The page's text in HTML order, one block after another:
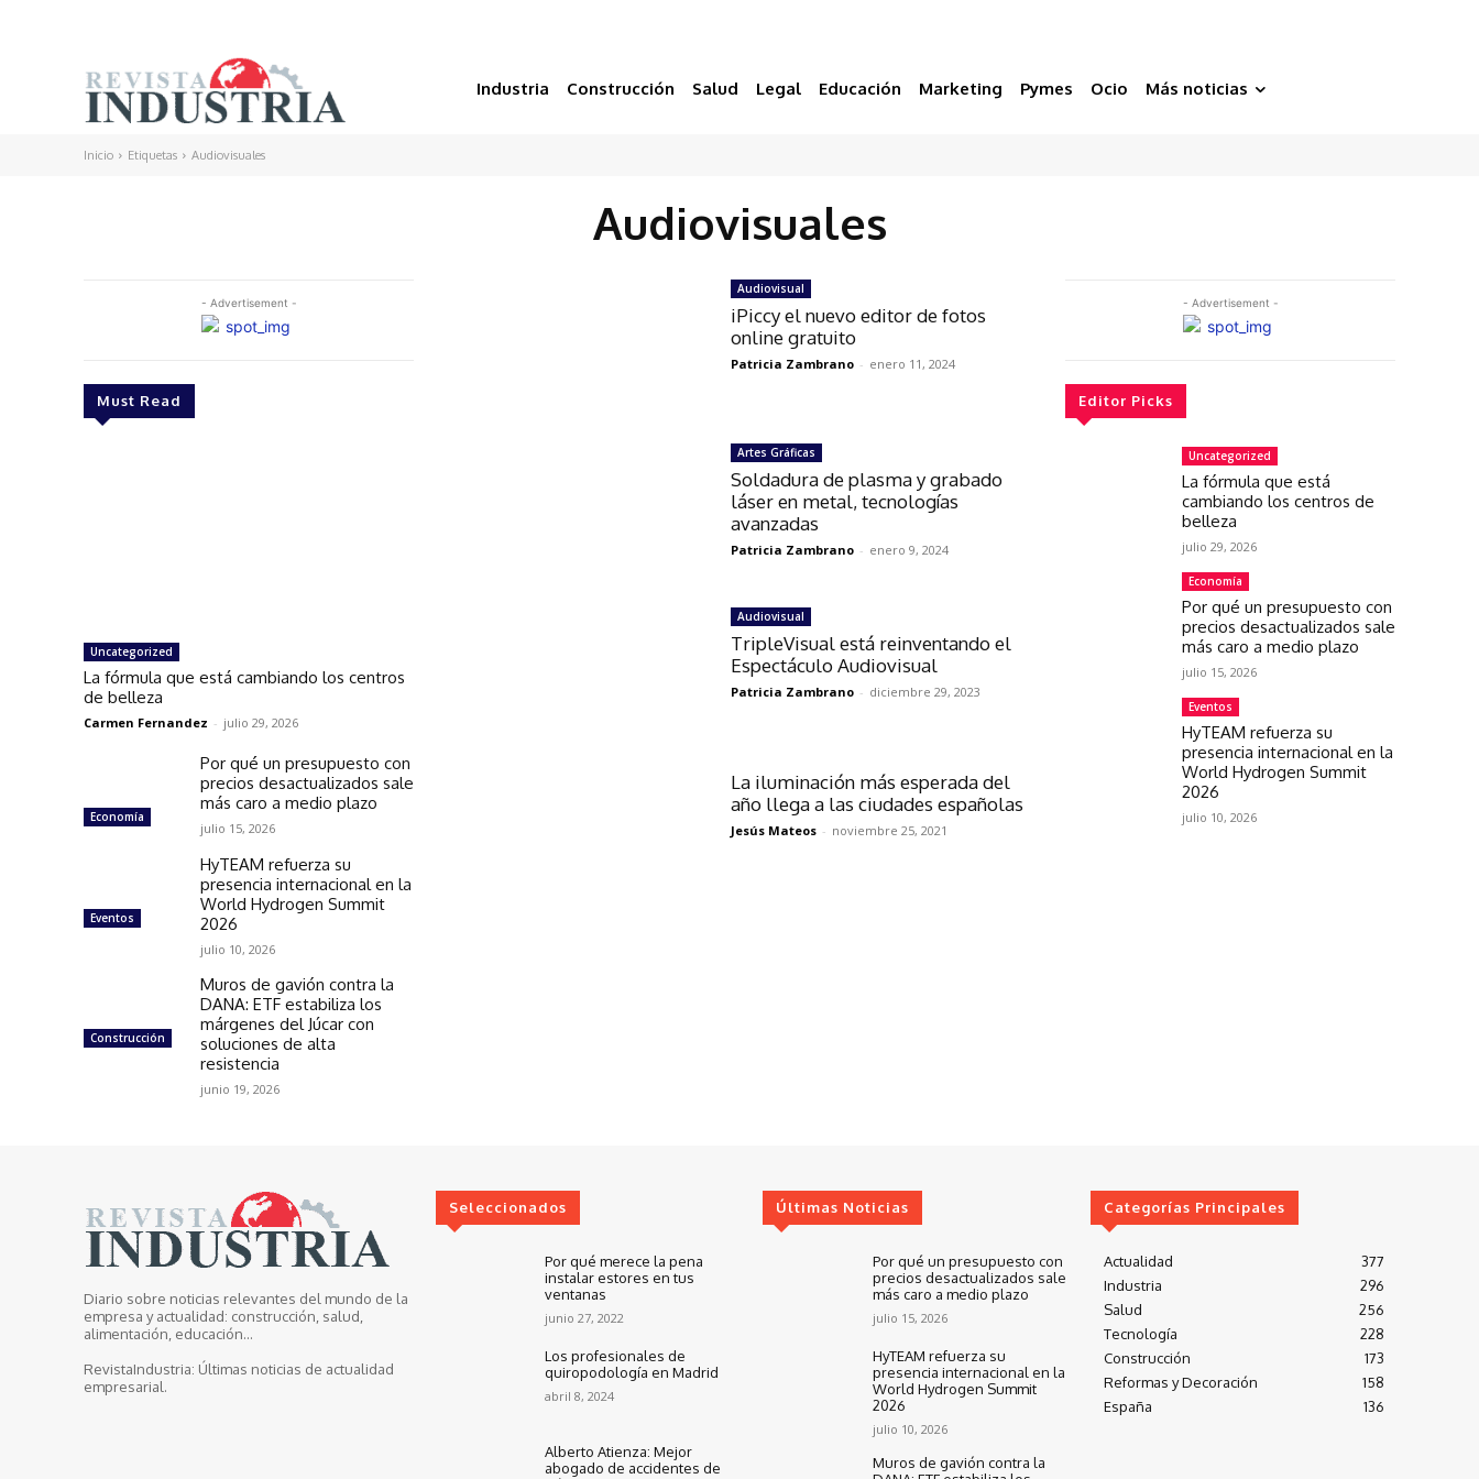
Industria Construcción Salud Legal Educación Marketing Pymes Ocio Más noticias
Inicio Etiquetas Audiovisuales
Audiovisuales
- Advertisement -
Must Read
Uncategorized
La fórmula que está cambiando los centros
de belleza
Carmen Fernandez - julio 29, 2026
Economía
Por qué un presupuesto con
precios desactualizados sale
más caro a medio plazo
julio 15, 2026
Eventos
HyTEAM refuerza su
presencia internacional en la
World Hydrogen Summit
2026
julio 10, 2026
Construcción
Muros de gavión contra la
DANA: ETF estabiliza los
márgenes del Júcar con
soluciones de alta
resistencia
junio 19, 2026
Audiovisual
iPiccy el nuevo editor de fotos
online gratuito
Patricia Zambrano - enero 11, 2024
Artes Gráficas
Soldadura de plasma y grabado
láser en metal, tecnologías
avanzadas
Patricia Zambrano - enero 9, 2024
Audiovisual
TripleVisual está reinventando el
Espectáculo Audiovisual
Patricia Zambrano - diciembre 29, 2023
La iluminación más esperada del
año llega a las ciudades españolas
Jesús Mateos - noviembre 25, 2021
- Advertisement -
Editor Picks
Uncategorized
La fórmula que está
cambiando los centros de
belleza
julio 29, 2026
Economía
Por qué un presupuesto con
precios desactualizados sale
más caro a medio plazo
julio 15, 2026
Eventos
HyTEAM refuerza su
presencia internacional en la
World Hydrogen Summit
2026
julio 10, 2026
Diario sobre noticias relevantes del mundo de la
empresa y actualidad: construcción, salud,
alimentación, educación...
RevistaIndustria: Últimas noticias de actualidad
empresarial.
Seleccionados
Por qué merece la pena
instalar estores en tus
ventanas
junio 27, 2022
Los profesionales de
quiropodología en Madrid
abril 8, 2024
Alberto Atienza: Mejor
abogado de accidentes de
Últimas Noticias
Por qué un presupuesto con
precios desactualizados sale
más caro a medio plazo
julio 15, 2026
HyTEAM refuerza su
presencia internacional en la
World Hydrogen Summit
2026
julio 10, 2026
Muros de gavión contra la
Categorías Principales
Actualidad
377
Industria
296
Salud
256
Tecnología
228
Construcción
173
Reformas y Decoración
158
España
136